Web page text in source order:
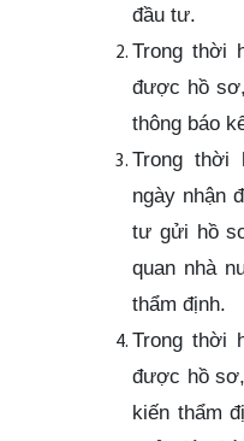
đầu tư.
Trong thời
được hồ
thông báo
Trong thời
ngày nhận
tư gửi hồ
quan nhà
thẩm định.
Trong thời
được hồ
kiến thẩm